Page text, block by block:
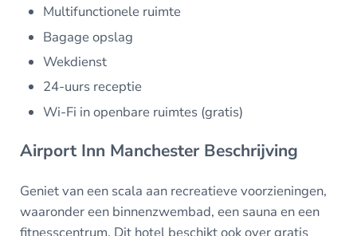
Multifunctionele ruimte
Bagage opslag
Wekdienst
24-uurs receptie
Wi-Fi in openbare ruimtes (gratis)
Airport Inn Manchester Beschrijving
Geniet van een scala aan recreatieve voorzieningen,
waaronder een binnenzwembad, een sauna en een
fitnesscentrum. Dit hotel beschikt ook over gratis